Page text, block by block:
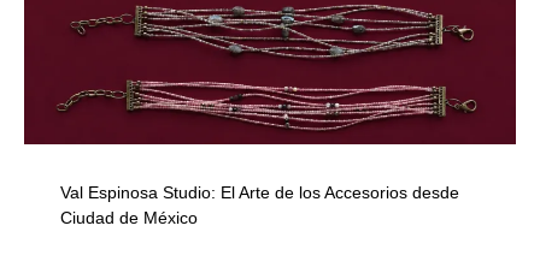
Val Espinosa Studio: El Arte de los Accesorios desde
Ciudad de México